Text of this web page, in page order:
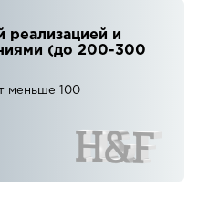
реализацией и
(до 200-300
меньше 100